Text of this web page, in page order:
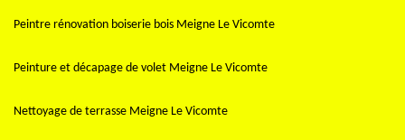
Peintre rénovation boiserie bois Meigne Le Vicomte
Peinture et décapage de volet Meigne Le Vicomte
Nettoyage de terrasse Meigne Le Vicomte